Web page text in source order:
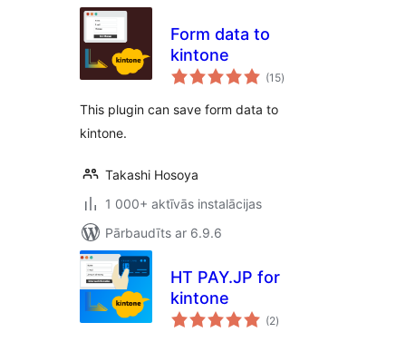
Form data to
kintone
(15vērtējumu
kopsumma
)
This plugin can save form data to
kintone.
Takashi Hosoya
1 000+ aktīvās instalācijas
Pārbaudīts ar 6.9.6
HT PAY.JP for
kintone
(2vērtējumu
kopsumma
)